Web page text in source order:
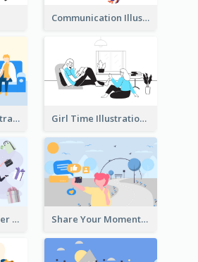
Communication Illustration
Watching TV Illustration Girl Time Illustration
Shopping Together Illustration Share Your Moments To The World Illustration